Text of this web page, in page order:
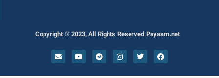
Copyright © 2023, All Rights Reserved Payaam.net